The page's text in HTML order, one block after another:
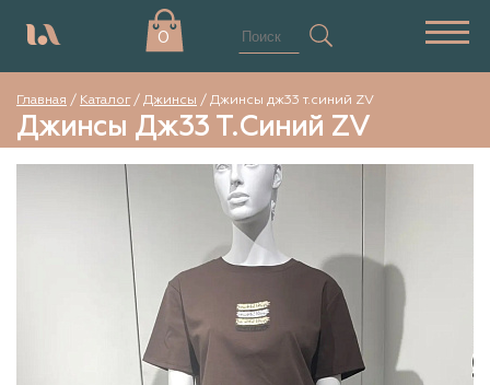
0
Главная / Каталог/ Джинсы / Джинсы дж33 т.синий ZV
Джинсы Дж33 Т.синий ZV